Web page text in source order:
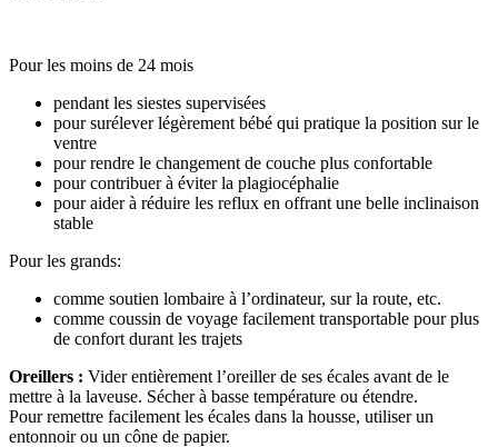
Pour les moins de 24 mois
pendant les siestes supervisées
pour surélever légèrement bébé qui pratique la position sur le
ventre
pour rendre le changement de couche plus confortable
pour contribuer à éviter la plagiocéphalie
pour aider à réduire les reflux en offrant une belle inclinaison
stable
Pour les grands:
comme soutien lombaire à l’ordinateur, sur la route, etc.
comme coussin de voyage facilement transportable pour plus
de confort durant les trajets
Oreillers : Vider entièrement l’oreiller de ses écales avant de le
mettre à la laveuse. Sécher à basse température ou étendre.
Pour remettre facilement les écales dans la housse, utiliser un
entonnoir ou un cône de papier.